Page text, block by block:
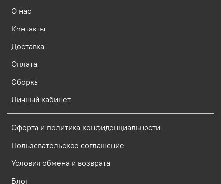
О нас
Контакты
Доставка
Оплата
Сборка
Личный кабинет
Оферта и политика конфиденциальности
Пользовательское соглашение
Условия обмена и возврата
Блог